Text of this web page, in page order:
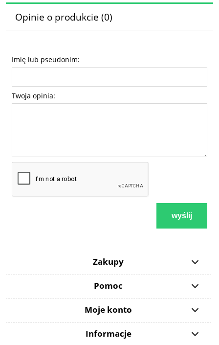
Opinie o produkcie (0)
Imię lub pseudonim:
Twoja opinia:
wyślij
Zakupy
Pomoc
Moje konto
Informacje